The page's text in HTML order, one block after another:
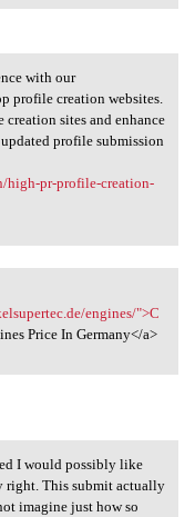
with our
profile creation websites.
sites and enhance
profile submission
high-pr-profile-creation-
engines/">C
Price In Germany</a>
I
I would possibly like
right. This submit actually
imagine just how so